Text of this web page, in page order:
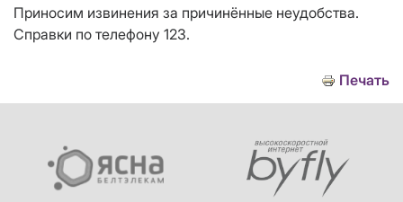
Приносим извинения за причинённые неудобства.
Справки по телефону 123.
Печать